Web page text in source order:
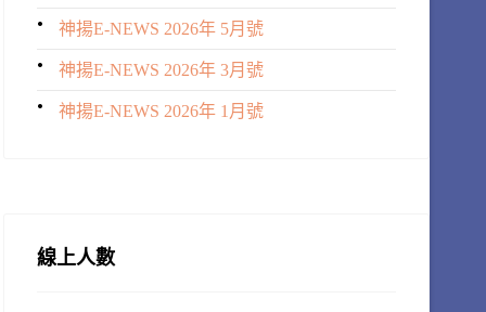
神揚E-NEWS 2026年 5月號
神揚E-NEWS 2026年 3月號
神揚E-NEWS 2026年 1月號
線上人數